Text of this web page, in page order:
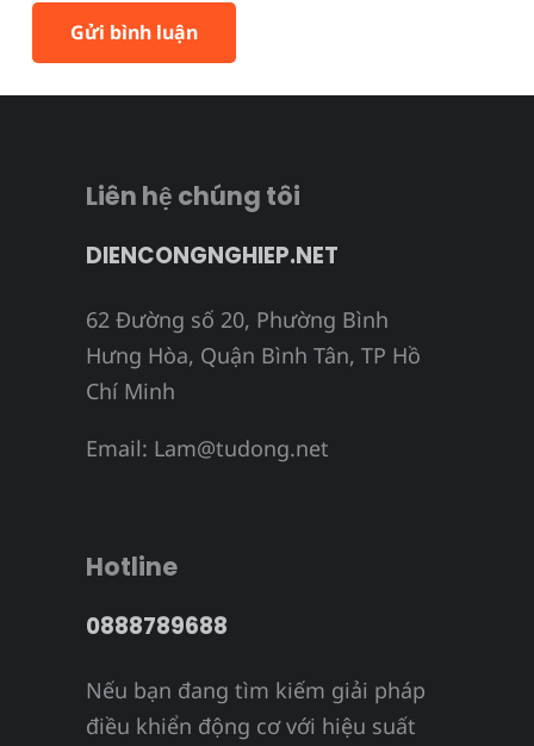
Gửi bình luận
Liên hệ chúng tôi
DIENCONGNGHIEP.NET
62 Đường số 20, Phường Bình
Hưng Hòa, Quận Bình Tân, TP Hồ
Chí Minh
Email: Lam@tudong.net
Hotline
0888789688
Nếu bạn đang tìm kiếm giải pháp
điều khiển động cơ với hiệu suất